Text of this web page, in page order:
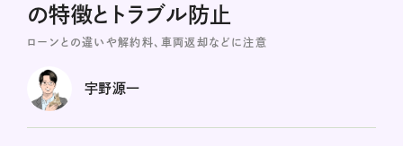
の特徴とトラブル防止
ローンとの違いや解約料、車両返却などに注意
宇野源一